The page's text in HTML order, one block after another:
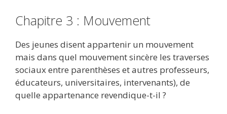
Chapitre 3 : Mouvement
Des jeunes disent appartenir un mouvement
mais dans quel mouvement sincère les traverses
sociaux entre parenthèses et autres professeurs,
éducateurs, universitaires, intervenants), de
quelle appartenance revendique-t-il ?